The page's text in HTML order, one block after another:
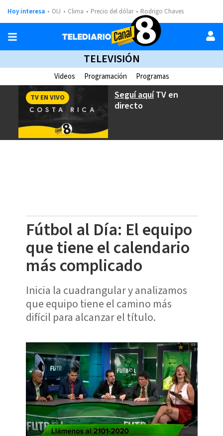
Hoy interesa OIJ Clima Precio del dólar Rodrigo Chaves
TELEVISIÓN
Videos Programación Programas
Seguí aquíTV en
directo
TV EN VIVO
Fútbol al Día: El equipo
que tiene el calendario
más complicado
Inicia la cuadrangular y analizamos
que equipo tiene el camino más
difícil para alcanzar el título.